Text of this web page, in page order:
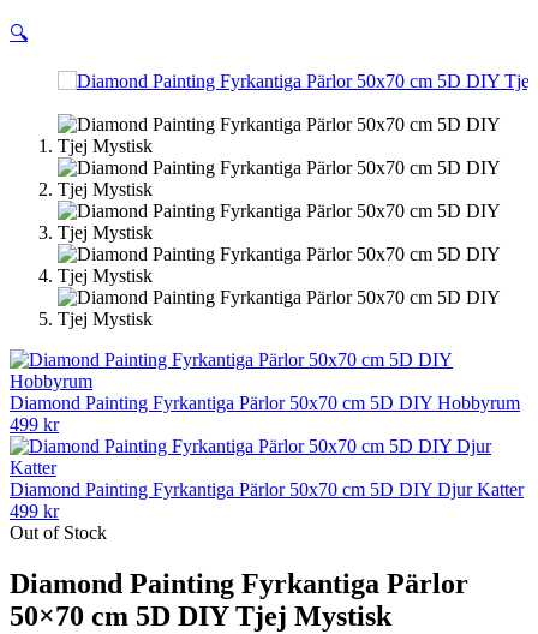
🔍
Diamond Painting Fyrkantiga Pärlor 50x70 cm 5D DIY Hobbyrum
499 kr
Diamond Painting Fyrkantiga Pärlor 50x70 cm 5D DIY Djur Katter
499 kr
Out of Stock
Diamond Painting Fyrkantiga Pärlor
50×70 cm 5D DIY Tjej Mystisk